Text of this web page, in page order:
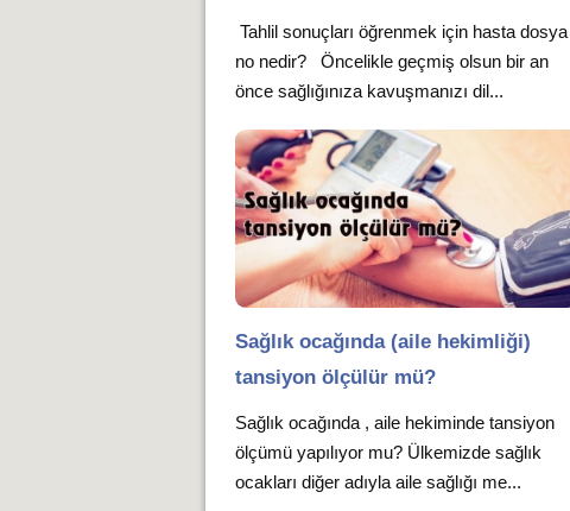
Tahlil sonuçları öğrenmek için hasta dosya
no nedir? Öncelikle geçmiş olsun bir an
önce sağlığınıza kavuşmanızı dil...
Sağlık ocağında (aile hekimliği)
tansiyon ölçülür mü?
Sağlık ocağında , aile hekiminde tansiyon
ölçümü yapılıyor mu? Ülkemizde sağlık
ocakları diğer adıyla aile sağlığı me...